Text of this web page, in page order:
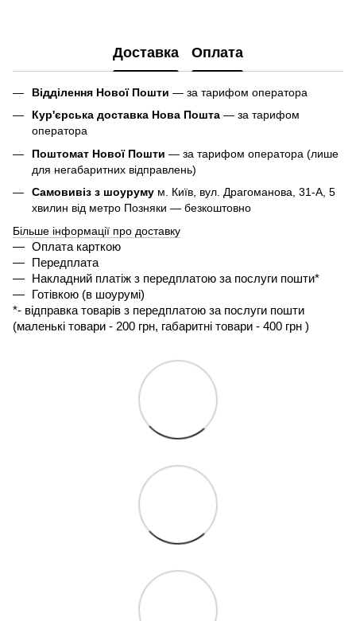
Доставка Оплата
Відділення Нової Пошти — за тарифом оператора
Кур'єрська доставка Нова Пошта — за тарифом
оператора
Поштомат Нової Пошти — за тарифом оператора (лише
для негабаритних відправлень)
Самовивіз з шоуруму м. Київ, вул. Драгоманова, 31-А, 5
хвилин від метро Позняки — безкоштовно
Більше інформації про доставку
Оплата карткою
Передплата
Накладний платіж з передплатою за послуги пошти*
Готівкою (в шоурумі)
*- відправка товарів з передплатою за послуги пошти
(маленькі товари - 200 грн, габаритні товари - 400 грн )